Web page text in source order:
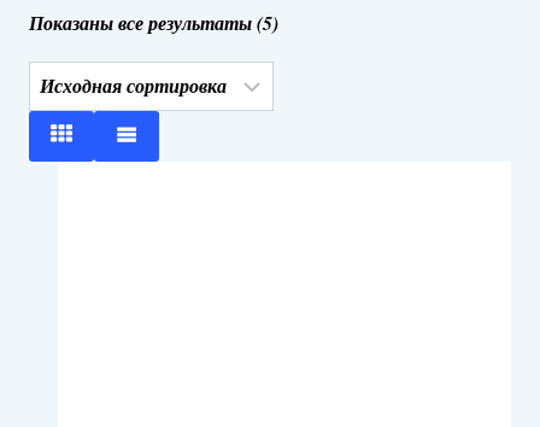
Показаны все результаты (5)